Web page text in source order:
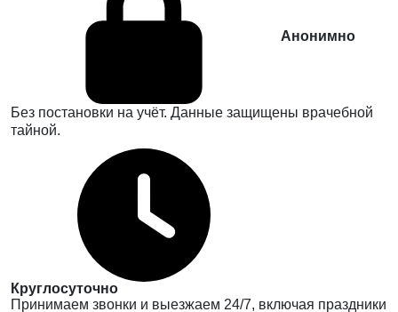
Анонимно
Без постановки на учёт. Данные защищены врачебной
тайной.
Круглосуточно
Принимаем звонки и выезжаем 24/7, включая праздники